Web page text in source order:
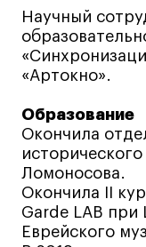
Бизнес и
развитие
ИЗО и Керамика
Ландшафтный
Все программы
Онлайн-
Научный
«Артокно».
Образование
Окончила
Ломоносова.
Окончила II
Garde LAB при
Еврейского